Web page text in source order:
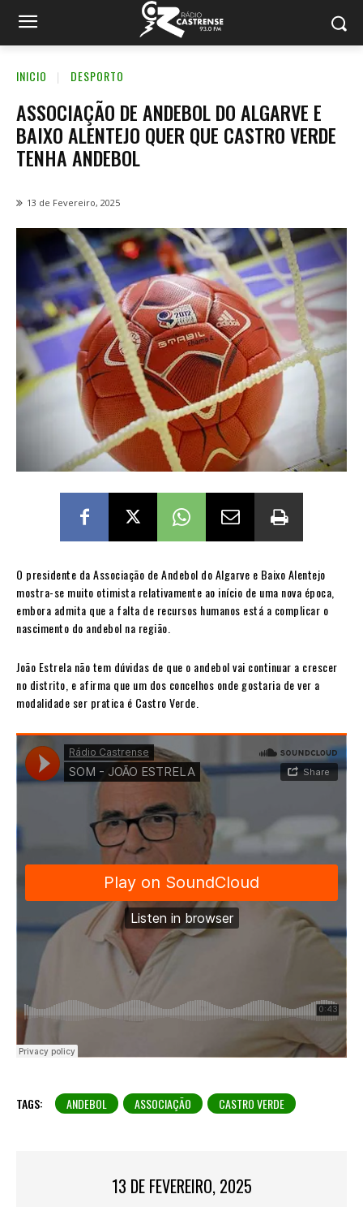
INICIO DESPORTO
ASSOCIAÇÃO DE ANDEBOL DO ALGARVE E
BAIXO ALENTEJO QUER QUE CASTRO VERDE
TENHA ANDEBOL
13 de Fevereiro, 2025
O presidente da Associação de Andebol do Algarve e Baixo Alentejo
mostra-se muito otimista relativamente ao início de uma nova época,
embora admita que a falta de recursos humanos está a complicar o
nascimento do andebol na região.
João Estrela não tem dúvidas de que o andebol vai continuar a crescer
no distrito, e afirma que um dos concelhos onde gostaria de ver a
modalidade ser pratica é Castro Verde.
TAGS: ANDEBOL ASSOCIAÇÃO CASTRO VERDE
13 DE FEVEREIRO, 2025